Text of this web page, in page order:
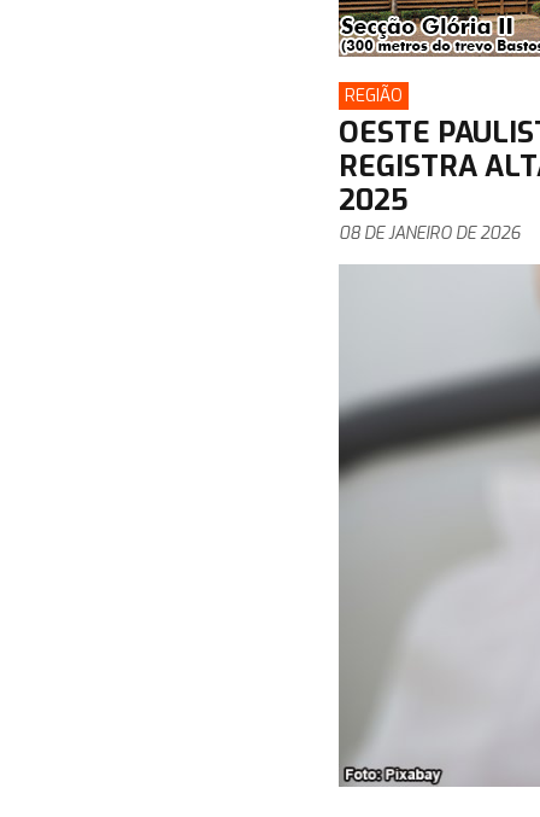
REGIÃO
OESTE
REGISTRA
2025
08 DE JANEIRO DE 2026